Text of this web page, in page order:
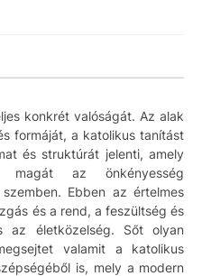
konkrét valóságát. Az alak
formáját, a katolikus tanítást
és struktúrát jelenti, amely
magát az önkényesség
Ebben az értelmes
és a rend, a feszültség és
az életközelség. Sőt olyan
valamit a katolikus
is, mely a modern